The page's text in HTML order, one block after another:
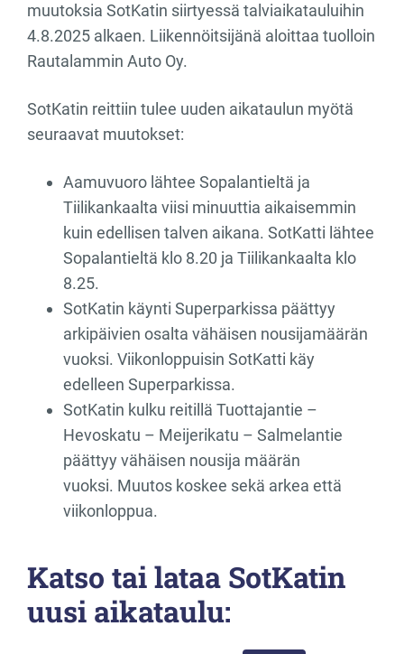
muutoksia SotKatin siirtyessä talviaikatauluihin
4.8.2025 alkaen. Liikennöitsijänä aloittaa tuolloin
Rautalammin Auto Oy.
SotKatin reittiin tulee uuden aikataulun myötä
seuraavat muutokset:
Aamuvuoro lähtee Sopalantieltä ja
Tiilikankaalta viisi minuuttia aikaisemmin
kuin edellisen talven aikana. SotKatti lähtee
Sopalantieltä klo 8.20 ja Tiilikankaalta klo
8.25.
SotKatin käynti Superparkissa päättyy
arkipäivien osalta vähäisen nousijamäärän
vuoksi. Viikonloppuisin SotKatti käy
edelleen Superparkissa.
SotKatin kulku reitillä Tuottajantie –
Hevoskatu – Meijerikatu – Salmelantie
päättyy vähäisen nousija määrän
vuoksi. Muutos koskee sekä arkea että
viikonloppua.
Katso tai lataa SotKatin
uusi aikataulu: